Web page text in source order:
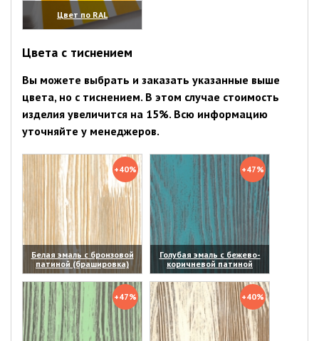
Цвет по RAL
(увеличить)
Цвета с тиснением
Вы можете выбрать и заказать указанные выше
цвета, но с тиснением. В этом случае стоимость
изделия увеличится на 15%. Всю информацию
уточняйте у менеджеров.
+40%
Белая эмаль с бронзовой
патиной (брашировка)
(увеличить)
+47%
Голубая эмаль с бежево-
коричневой патиной
(увеличить)
+47%
+40%